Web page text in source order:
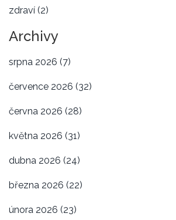
zdraví (2)
Archivy
srpna 2026 (7)
července 2026 (32)
června 2026 (28)
května 2026 (31)
dubna 2026 (24)
března 2026 (22)
února 2026 (23)